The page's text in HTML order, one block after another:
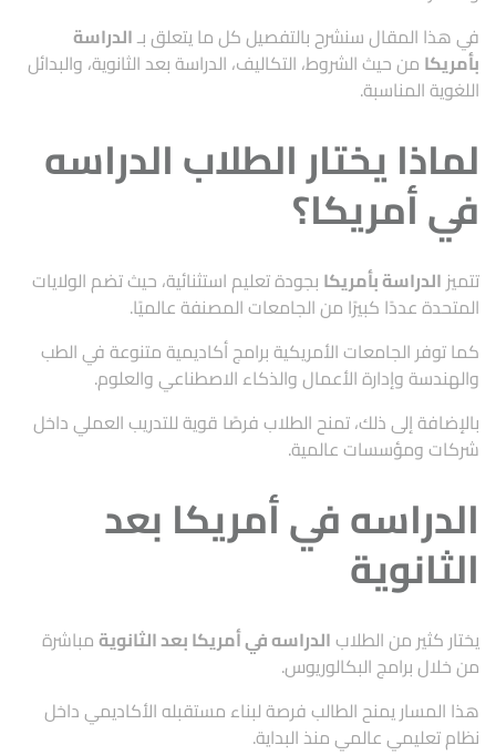
في هذا المقال سنشرح بالتفصيل كل ما يتعلق بـالدراسة
بأمريكا من حيث الشروط، التكاليف، الدراسة بعد الثانوية، والبدائل
اللغوية المناسبة.
لماذا يختار الطلاب الدراسه
في أمريكا؟
تتميز الدراسة بأمريكا بجودة تعليم استثنائية، حيث تضم الولايات
المتحدة عددًا كبيرًا من الجامعات المصنفة عالميًا.
كما توفر الجامعات الأمريكية برامج أكاديمية متنوعة في الطب
والهندسة وإدارة الأعمال والذكاء الاصطناعي والعلوم.
بالإضافة إلى ذلك، تمنح الطلاب فرصًا قوية للتدريب العملي داخل
شركات ومؤسسات عالمية.
الدراسه في أمريكا بعد
الثانوية
يختار كثير من الطلابالدراسه في أمريكا بعد الثانويةمباشرة
من خلال برامج البكالوريوس.
هذا المسار يمنح الطالب فرصة لبناء مستقبله الأكاديمي داخل
نظام تعليمي عالمي منذ البداية.